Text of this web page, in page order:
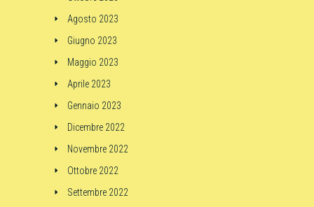
Agosto 2023
Giugno 2023
Maggio 2023
Aprile 2023
Gennaio 2023
Dicembre 2022
Novembre 2022
Ottobre 2022
Settembre 2022